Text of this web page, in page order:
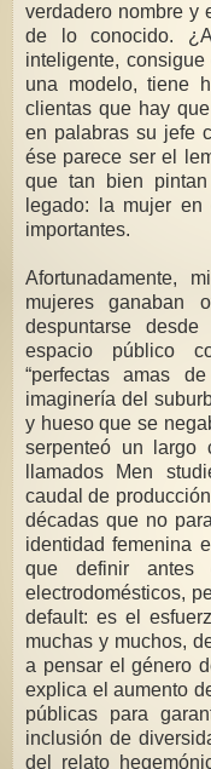
verdadero nombre y
de lo conocido.
inteligente,
una modelo, tiene
clientas que hay
en palabras su jefe
ése parece ser el
que tan bien
legado: la mujer
importantes.
Afortunadamente,
mujeres ganaban
despuntarse
espacio público
“perfectas amas
imaginería del
y hueso que se
serpenteó un largo
llamados Men
caudal de
décadas que no
identidad femenina
que definir
electrodomésticos,
default: es el
muchas y muchos,
a pensar el género
explica el aumento
públicas para
inclusión de
del relato